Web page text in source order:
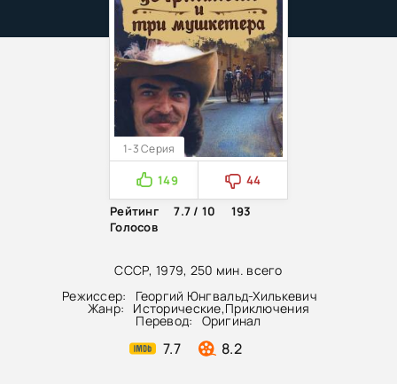
СССР, 1979, 250 мин. всего
Режиссер:
Георгий Юнгвальд-Хилькевич
Жанр: Исторические,Приключения
Перевод: Оригинал
7.7 8.2
1-3 Серия
149
44
Рейтинг
7.7 / 10
193
Голосов